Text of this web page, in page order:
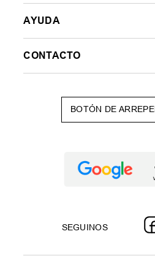
AYUDA
CONTACTO
BOTÓN DE
SEGUINOS